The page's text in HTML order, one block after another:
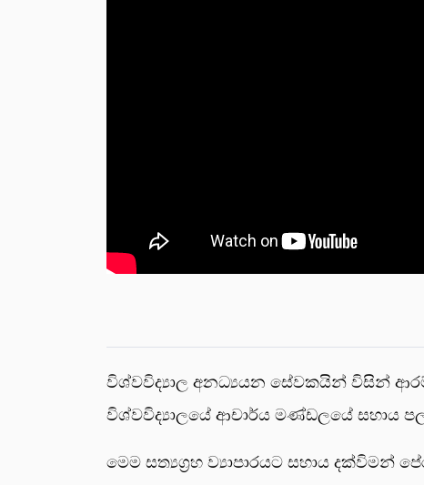
විශ්වවිද්‍යාල අනධ්‍යයන සේවකයින් විසින්
විශ්වවිද්‍යාලයේ ආචාර්ය මණ්ඩලයේ සහාය
මෙම සත්‍යග්‍රහ ව්‍යාපාරයට සහාය දක්විමන්